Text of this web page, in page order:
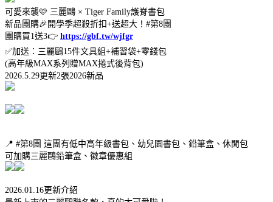
可愛來襲🩷 三麗鷗 × Tiger Family護脊書包
新品團購🎉開學季超殺折扣+送超大！#第8團
團購買1送3👉 https://gbf.tw/wjfgr
✅️加送：三麗鷗15件文具組+補習袋+零錢包
(高年級MAX系列贈MAX捲式後背包)
2026.5.29更新2張2026新品
📍 #第8團 這團有低中高年級書包、幼兒園書包、鉛筆盒、休閒包
可加購三麗鷗鉛筆盒、徽章優惠組
2026.01.16更新介紹